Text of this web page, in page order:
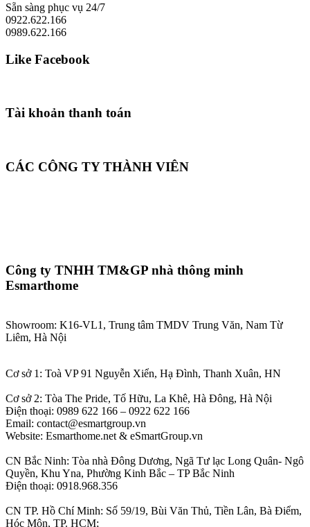
Sẵn sàng phục vụ 24/7
0922.622.166
0989.622.166
Like Facebook
Tài khoản thanh toán
CÁC CÔNG TY THÀNH VIÊN
Công ty TNHH TM&GP nhà thông minh
Esmarthome
Showroom: K16-VL1, Trung tâm TMDV Trung Văn, Nam Từ
Liêm, Hà Nội
Cơ sở 1: Toà VP 91 Nguyễn Xiển, Hạ Đình, Thanh Xuân, HN
Cơ sở 2: Tòa The Pride, Tố Hữu, La Khê, Hà Đông, Hà Nội
Điện thoại: 0989 622 166 – 0922 622 166
Email: contact@esmartgroup.vn
Website: Esmarthome.net & eSmartGroup.vn
CN Bắc Ninh: Tòa nhà Đông Dương, Ngã Tư lạc Long Quân- Ngô
Quyền, Khu Yna, Phường Kinh Bắc – TP Bắc Ninh
Điện thoại: 0918.968.356
CN TP. Hồ Chí Minh: Số 59/19, Bùi Văn Thủ, Tiền Lân, Bà Điểm,
Hóc Môn, TP. HCM;